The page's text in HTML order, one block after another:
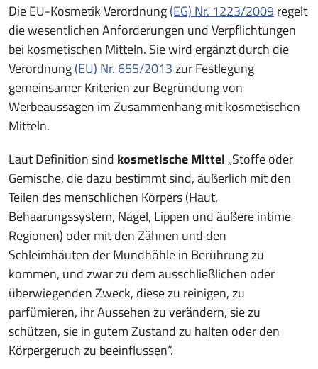
Die EU-Kosmetik Verordnung(EG) Nr. 1223/2009regelt
die wesentlichen Anforderungen und Verpflichtungen
bei kosmetischen Mitteln. Sie wird ergänzt durch die
Verordnung(EU) Nr. 655/2013zur Festlegung
gemeinsamer Kriterien zur Begründung von
Werbeaussagen im Zusammenhang mit kosmetischen
Mitteln.
Laut Definition sind kosmetische Mittel„Stoffe oder
Gemische, die dazu bestimmt sind, äußerlich mit den
Teilen des menschlichen Körpers (Haut,
Behaarungssystem, Nägel, Lippen und äußere intime
Regionen) oder mit den Zähnen und den
Schleimhäuten der Mundhöhle in Berührung zu
kommen, und zwar zu dem ausschließlichen oder
überwiegenden Zweck, diese zu reinigen, zu
parfümieren, ihr Aussehen zu verändern, sie zu
schützen, sie in gutem Zustand zu halten oder den
Körpergeruch zu beeinflussen“.